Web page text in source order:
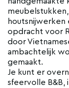
meubelstukken,
houtsnijwerken
opdracht voor
door
ambachtelijk
gemaakt.
Je kunt er
sfeervolle B&B,